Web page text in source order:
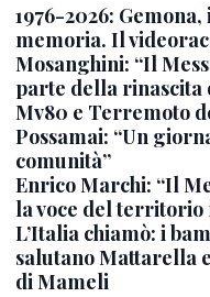
1976-2026:
memoria. Il
Mosanghini: “Il
parte della rinascita
Mv80 e Terremoto
Possamai: “Un
comunità”
Enrico Marchi: “Il
la voce del
L’Italia chiamò: i
salutano Mattarella
di Mameli